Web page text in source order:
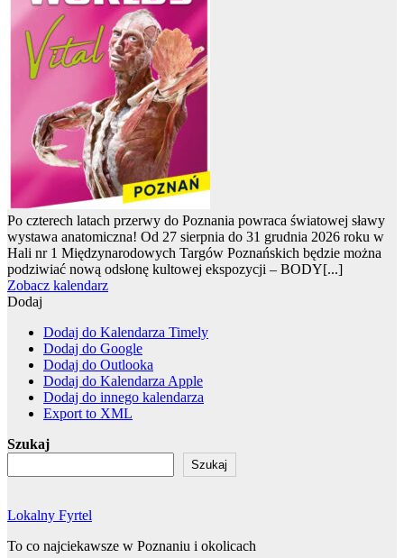
Po czterech latach przerwy do Poznania powraca światowej sławy
wystawa anatomiczna! Od 27 sierpnia do 31 grudnia 2026 roku w
Hali nr 1 Międzynarodowych Targów Poznańskich będzie można
podziwiać nową odsłonę kultowej ekspozycji – BODY[...]
Zobacz kalendarz
Dodaj
Dodaj do Kalendarza Timely
Dodaj do Google
Dodaj do Outlooka
Dodaj do Kalendarza Apple
Dodaj do innego kalendarza
Export to XML
Szukaj
Szukaj
Lokalny Fyrtel
To co najciekawsze w Poznaniu i okolicach